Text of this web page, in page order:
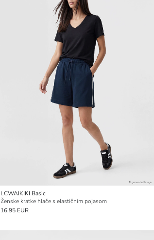
LCWAIKIKI Basic
Ženske kratke hlače s elastičnim pojasom
16.95 EUR